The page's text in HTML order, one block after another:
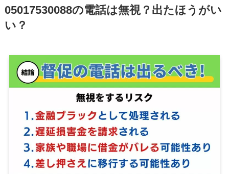
05017530088の電話は無視？出たほうがい
い？